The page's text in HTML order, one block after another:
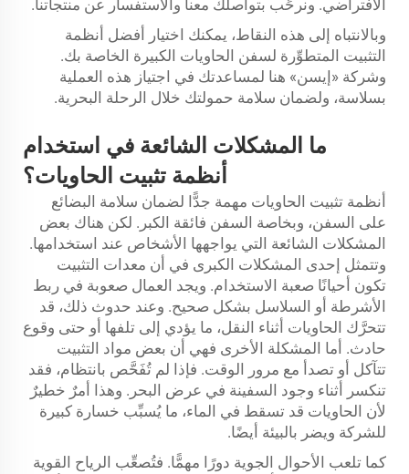
الافتراضي. ونرحِّب بتواصلك معنا والاستفسار عن منتجاتنا.
وبالانتباه إلى هذه النقاط، يمكنك اختيار أفضل أنظمة
التثبيت المتطوِّرة لسفن الحاويات الكبيرة الخاصة بك.
وشركة «إيسن» هنا لمساعدتك في اجتياز هذه العملية
بسلاسة، ولضمان سلامة حمولتك خلال الرحلة البحرية.
ما المشكلات الشائعة في استخدام
أنظمة تثبيت الحاويات؟
أنظمة تثبيت الحاويات مهمة جدًّا لضمان سلامة البضائع
على السفن، وبخاصة السفن فائقة الكبر. لكن هناك بعض
المشكلات الشائعة التي يواجهها الأشخاص عند استخدامها.
وتتمثل إحدى المشكلات الكبرى في أن معدات التثبيت
تكون أحيانًا صعبة الاستخدام. ويجد العمال صعوبة في ربط
الأشرطة أو السلاسل بشكل صحيح. وعند حدوث ذلك، قد
تتحرَّك الحاويات أثناء النقل، ما يؤدي إلى تلفها أو حتى وقوع
حادث. أما المشكلة الأخرى فهي أن بعض مواد التثبيت
تتآكل أو تصدأ مع مرور الوقت. فإذا لم تُفَحَّص بانتظام، فقد
تنكسر أثناء وجود السفينة في عرض البحر. وهذا أمرٌ خطيرٌ
لأن الحاويات قد تسقط في الماء، ما يُسبِّب خسارة كبيرة
للشركة ويضر بالبيئة أيضًا.
كما تلعب الأحوال الجوية دورًا مهمًّا. فتُصعِّب الرياح القوية